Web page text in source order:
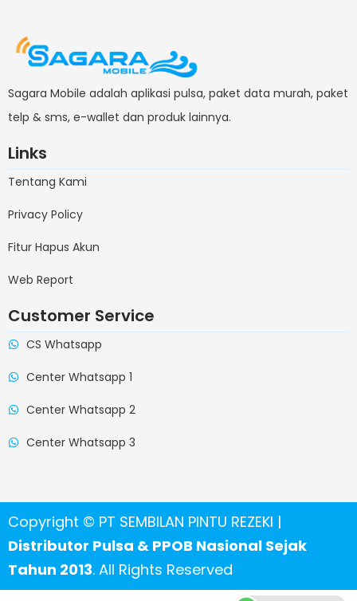
Sagara Mobile adalah aplikasi pulsa, paket data murah, paket
telp & sms, e-wallet dan produk lainnya.
Links
Tentang Kami
Privacy Policy
Fitur Hapus Akun
Web Report
Customer Service
CS Whatsapp
Center Whatsapp 1
Center Whatsapp 2
Center Whatsapp 3
Copyright © PT SEMBILAN PINTU REZEKI |
Distributor Pulsa & PPOB Nasional Sejak
Tahun 2013. All Rights Reserved